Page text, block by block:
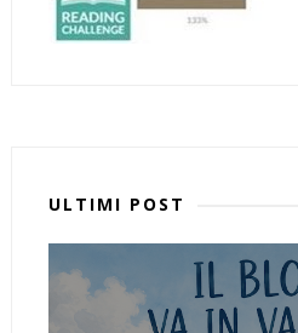
ULTIMI POST